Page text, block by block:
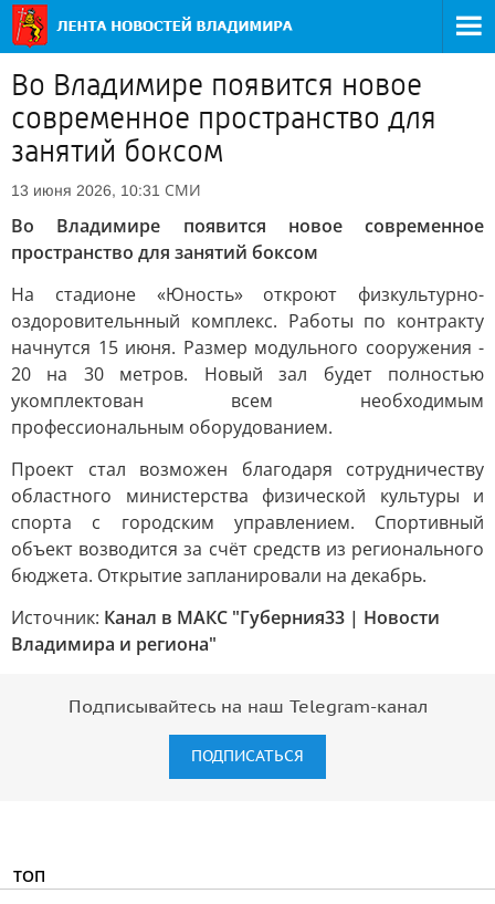
Во Владимире появится новое
современное пространство для
занятий боксом
13 июня 2026, 10:31 СМИ
Во Владимире появится новое современное
пространство для занятий боксом
На стадионе «Юность» откроют физкультурно-
оздоровительнный комплекс. Работы по контракту
начнутся 15 июня. Размер модульного сооружения -
20 на 30 метров. Новый зал будет полностью
укомплектован всем необходимым
профессиональным оборудованием.
Проект стал возможен благодаря сотрудничеству
областного министерства физической культуры и
спорта с городским управлением. Спортивный
объект возводится за счёт средств из регионального
бюджета. Открытие запланировали на декабрь.
Источник: Канал в МАКС "Губерния33 | Новости
Владимира и региона"
Подписывайтесь на наш Telegram-канал
ПОДПИСАТЬСЯ
ТОП